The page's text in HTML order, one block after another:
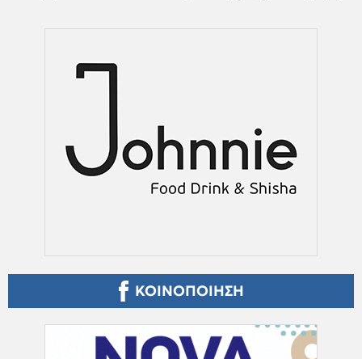
ΚΟΙΝΟΠΟΙΗΣΗ